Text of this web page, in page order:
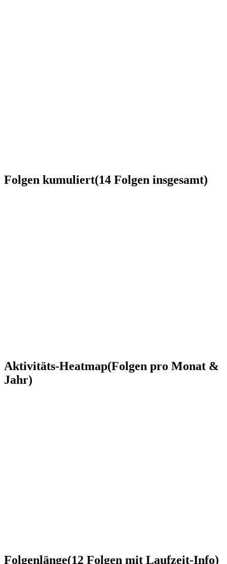
Folgen kumuliert(14 Folgen insgesamt)
Aktivitäts-Heatmap(Folgen pro Monat &
Jahr)
Folgenlänge(12 Folgen mit Laufzeit-Info)